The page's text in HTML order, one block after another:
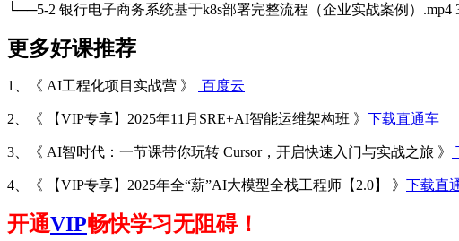
└──5-2 银行电子商务系统基于k8s部署完整流程（企业实战案例）.mp4
更多好课推荐
1、《 AI工程化项目实战营 》 百度云
2、《 【VIP专享】2025年11月SRE+AI智能运维架构班 》 下载直通车
3、《 AI智时代：一节课带你玩转 Cursor，开启快速入门与实战之旅 》
4、《 【VIP专享】2025年全“薪”AI大模型全栈工程师【2.0】 》 下载直
开通VIP畅快学习无阻碍！